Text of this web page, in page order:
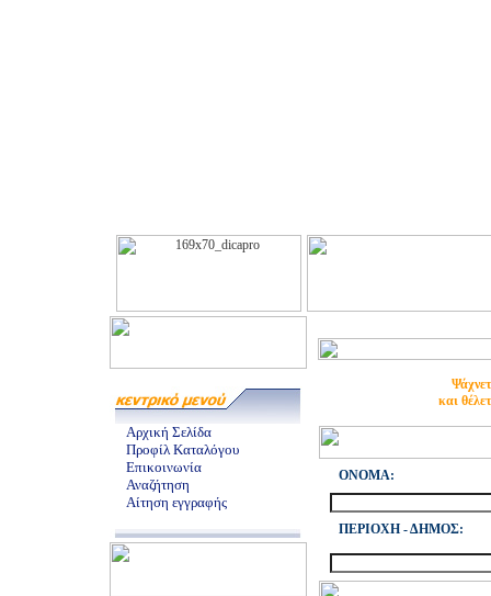
Αρχική Σελίδα
Προφίλ Καταλόγου
Επικοινωνία
Αναζήτηση
Αίτηση εγγραφής
και
ONOMA:
ΠΕΡΙΟΧΗ - ΔΗΜΟΣ: